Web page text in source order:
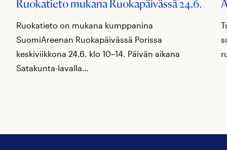
Ruokatieto mukana Ruokapäivässä 24.6.
Ruokatieto on mukana kumppanina
SuomiAreenan Ruokapäivässä Porissa
keskiviikkona 24.6. klo 10–14. Päivän aikana
Satakunta-lavalla…